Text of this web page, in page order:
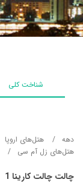
شناخت کلی
دهه هتل‌های اروپا
هتل‌های زل آم سی
چالت چالت کارینا 1